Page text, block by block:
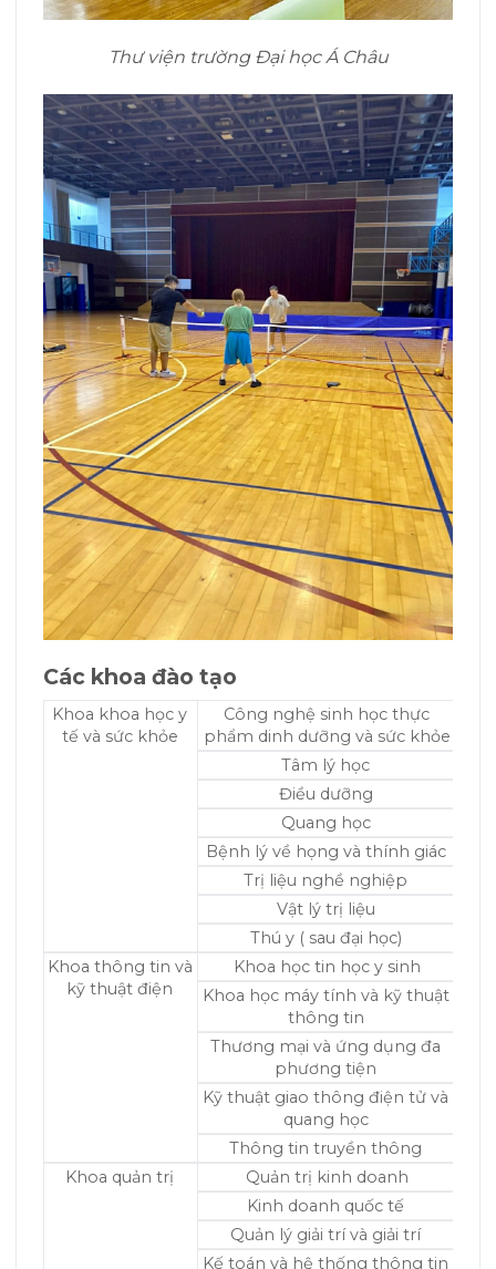
Thư viện trường Đại học Á Châu
Các khoa đào tạo
Khoa khoa học y
tế và sức khỏe
Công nghệ sinh học thực
phẩm dinh dưỡng và sức khỏe
Tâm lý học
Điều dưỡng
Quang học
Bệnh lý về họng và thính giác
Trị liệu nghề nghiệp
Vật lý trị liệu
Thú y ( sau đại học)
Khoa thông tin và
kỹ thuật điện
Khoa học tin học y sinh
Khoa học máy tính và kỹ thuật
thông tin
Thương mại và ứng dụng đa
phương tiện
Kỹ thuật giao thông điện tử và
quang học
Thông tin truyền thông
Khoa quản trị
Quản trị kinh doanh
Kinh doanh quốc tế
Quản lý giải trí và giải trí
Kế toán và hệ thống thông tin